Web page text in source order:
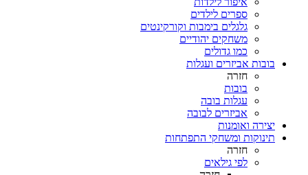
ספרים לילדים
גלגלים בימבות וקורקינטים
משחקים יהודיים
כמו גדולים
בובות אביזרים ועגלות
חזרה
בובות
עגלות בובה
אביזרים לבובה
יצירה ואומנות
תינוקות ומשחקי התפתחות
חזרה
לפי גילאים